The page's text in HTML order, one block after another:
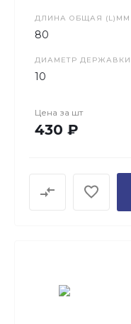
ДЛИНА ОБЩАЯ (L)ММ
80
ДИАМЕТР ДЕРЖАВКИ
10
Цена за шт
430 ₽